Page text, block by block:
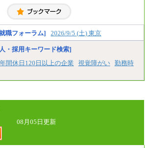
円～
・経験等を考慮し決定します
期間中も給与に変更はございません。
昇格年1回
職フォーラム] 2026/9/5 (土) 東京
・採用キーワード検索]
年間休日120日以上の企業 視覚障がい 勤務時
08月05日更新